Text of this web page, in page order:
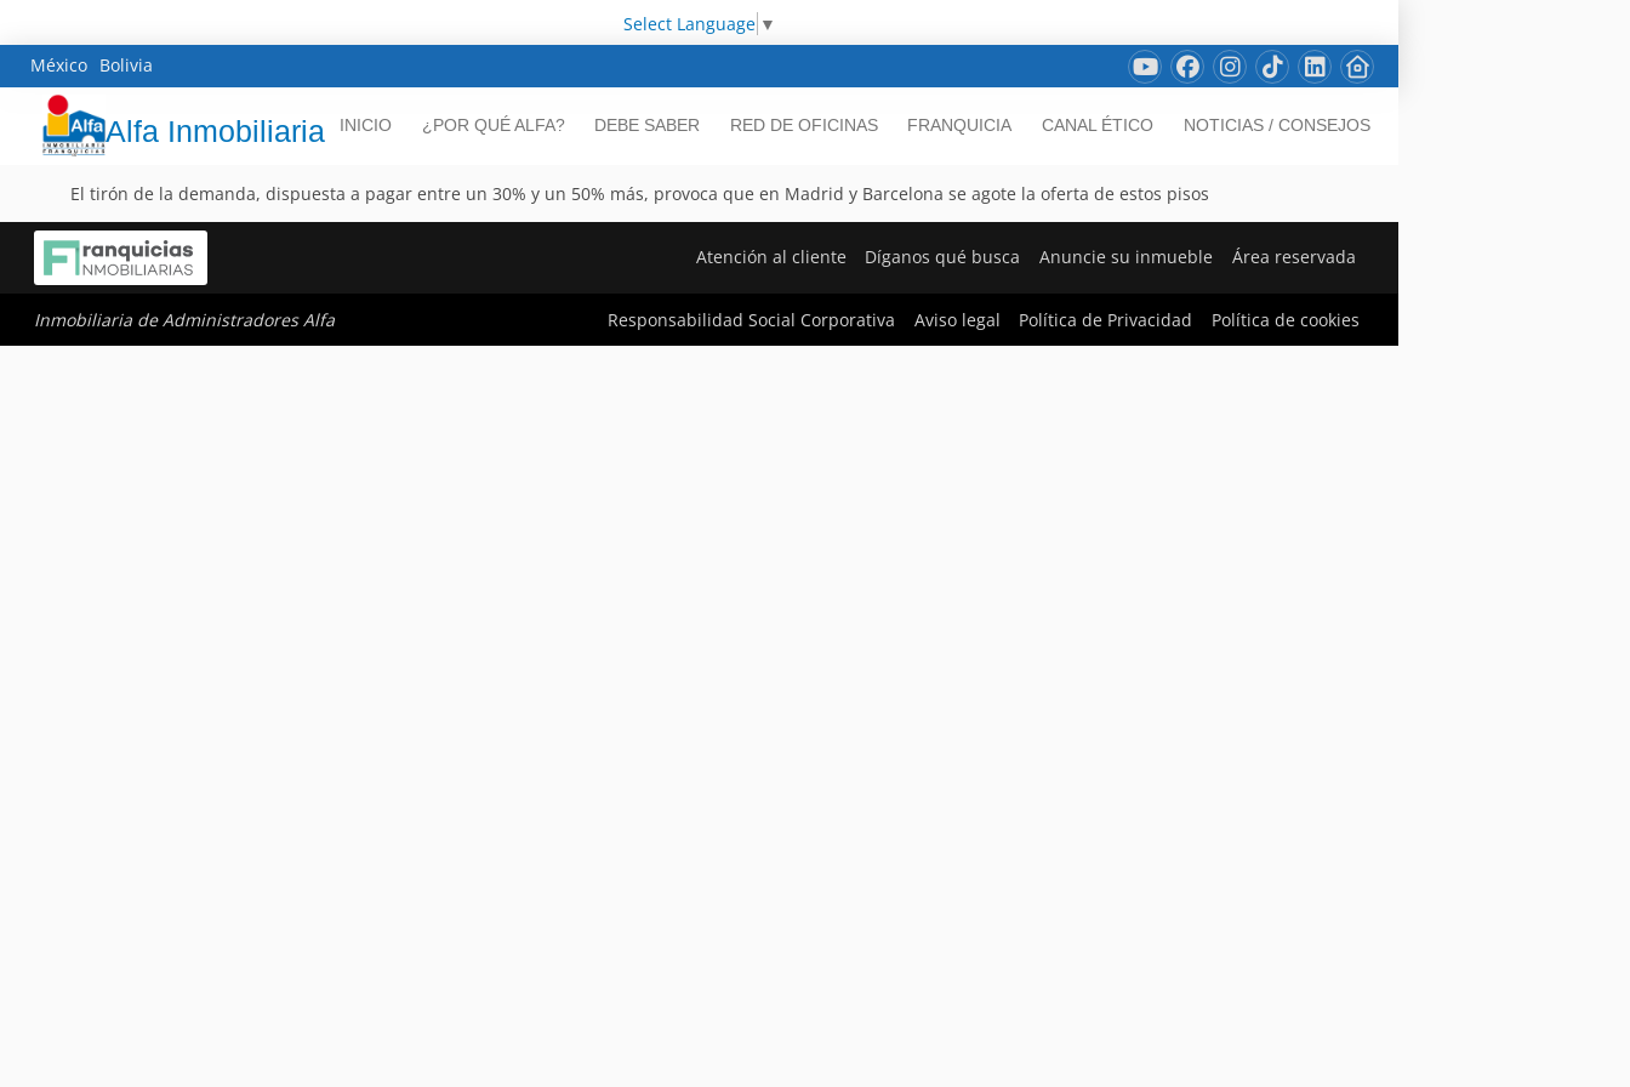
Select Language ▼
México Bolivia
Alfa Inmobiliaria INICIO ¿POR QUÉ ALFA? DEBE SABER RED DE OFICINAS FRANQUICIA CANAL ÉTICO NOTICIAS / CONSEJOS
El tirón de la demanda, dispuesta a pagar entre un 30% y un 50% más, provoca que en Madrid y Barcelona se agote la oferta de estos pisos
Atención al cliente Díganos qué busca Anuncie su inmueble Área reservada
Inmobiliaria de Administradores Alfa Responsabilidad Social Corporativa Aviso legal Política de Privacidad Política de cookies